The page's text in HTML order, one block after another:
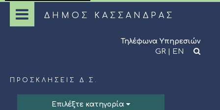
ΔΗΜΟΣ ΚΑΣΣΑΝΔΡΑΣ
Τηλέφωνα Υπηρεσιών
GR | EN
ΠΡΟΣΚΛΉΣΕΙΣ Δ.Σ.
Επιλέξτε κατηγορία